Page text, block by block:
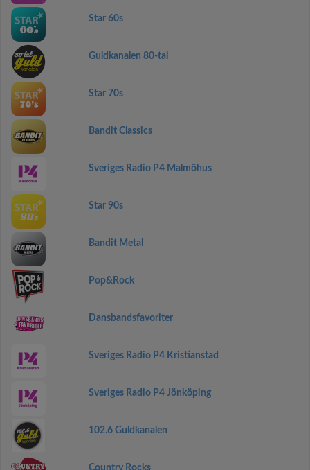
Star 60s
Guldkanalen 80-tal
Star 70s
Bandit Classics
Sveriges Radio P4 Malmöhus
Star 90s
Bandit Metal
Pop&Rock
Dansbandsfavoriter
Sveriges Radio P4 Kristianstad
Sveriges Radio P4 Jönköping
102.6 Guldkanalen
Country Rocks